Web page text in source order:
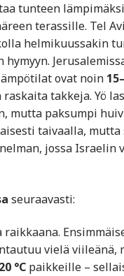
tunteen
terassille. Tel
helmikuussakin
ovat noin
takkeja. Yö
paksumpi
taivaalla,
jossa Israelin
seuraavasti:
vielä viileänä,
°Cpaikkeille –